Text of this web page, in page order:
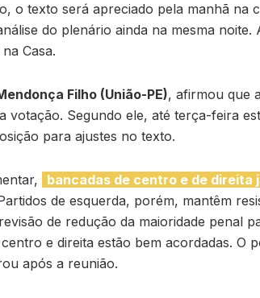
o texto será apreciado pela manhã na
do plenário ainda na mesma
Casa.
Filho (União-PE), afirmou que
votação. Segundo ele, até terça-feira
para ajustes no texto.
bancadas de centro e de direita
de esquerda, porém, mantêm
de redução da maioridade penal
e direita estão bem acordadas. O
após a reunião.